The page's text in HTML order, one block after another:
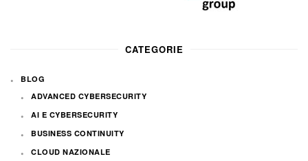
CATEGORIE
BLOG
ADVANCED CYBERSECURITY
AI E CYBERSECURITY
BUSINESS CONTINUITY
CLOUD NAZIONALE